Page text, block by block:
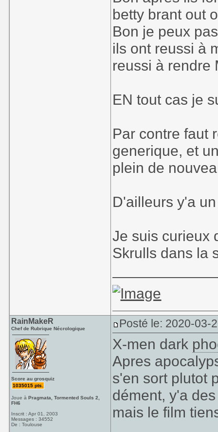
betty brant out
Bon je peux
ils ont reussi à
reussi à rendre
EN tout cas je
Par contre faut
generique, et
plein de
D'ailleurs y'a
Je suis curieux
Skrulls dans la
RainMakeR
Chef de Rubrique Nécrologique
Score au grosquiz
1035015 pts.
Joue àPragmata, Tormented Souls 2,
FH6
Inscrit : Apr 01, 2003
Messages : 34552
De : Toulouse
Posté le: 2020-03-
X-men dark
Apres
s'en sort plutot
dément, y'a
mais le film